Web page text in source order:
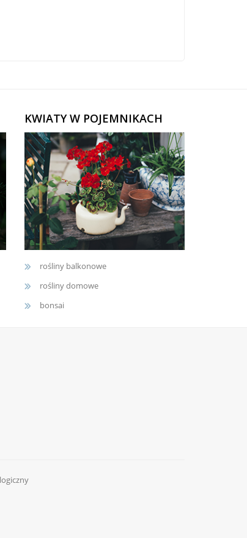
KWIATY W POJEMNIKACH
rośliny balkonowe
rośliny domowe
bonsai